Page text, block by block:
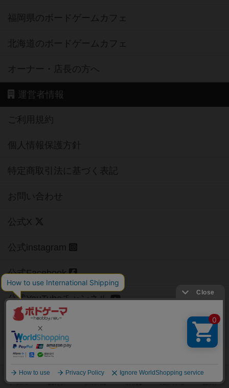
福岡県のボードゲームカフェ
北海道のボードゲームカフェ
オーナー・店長の方へ
運営者情報
ご利用規約
個人情報保護方針
特定商取引法に基づく表記
お問い合わせ
公式X
公式instagram
公式Facebook
公式YouTubeチャンネル